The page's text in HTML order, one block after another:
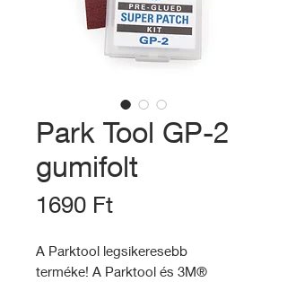
Park Tool GP-2
gumifolt
1690 FtÁr
A Parktool legsikeresebb
terméke! A Parktool és 3M®